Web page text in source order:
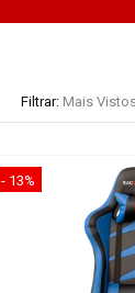
Filtrar:
- 13%